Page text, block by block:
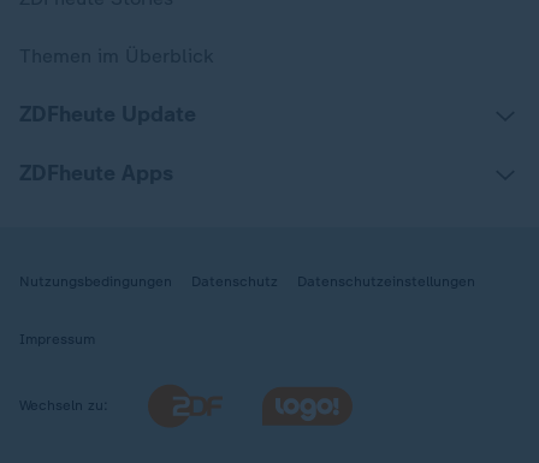
Nutzungsbedingungen Datenschutz Datenschutzeinstellungen
Impressum
Wechseln zu: